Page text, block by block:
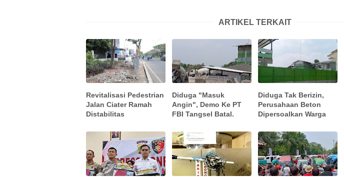
ARTIKEL TERKAIT
Revitalisasi Pedestrian
Jalan Ciater Ramah
Distabilitas
Diduga "Masuk
Angin", Demo Ke PT
FBI Tangsel Batal.
Diduga Tak Berizin,
Perusahaan Beton
Dipersoalkan Warga